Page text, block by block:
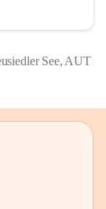
See, AUT